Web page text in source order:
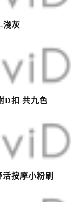
淺灰
D扣 共九色
按摩小粉刷